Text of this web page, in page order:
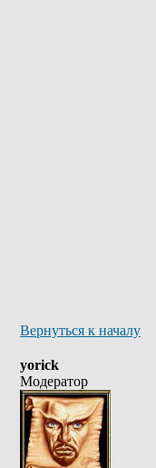
Вернуться к началу
yorick
Модератор